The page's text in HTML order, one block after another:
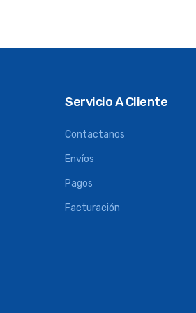
Servicio A Cliente
Contactanos
Envíos
Pagos
Facturación